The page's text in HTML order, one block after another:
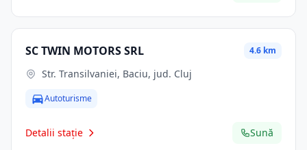
SC TWIN MOTORS SRL 4.6 km
Str. Transilvaniei, Baciu, jud. Cluj
Autoturisme
Detalii stație Sună